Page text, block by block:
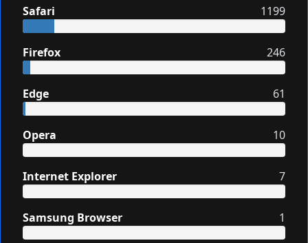
Safari 1199
Firefox 246
Edge 61
Opera 10
Internet Explorer 7
Samsung Browser 1